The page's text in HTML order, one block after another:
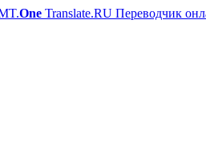
One Translate.RU Переводчик